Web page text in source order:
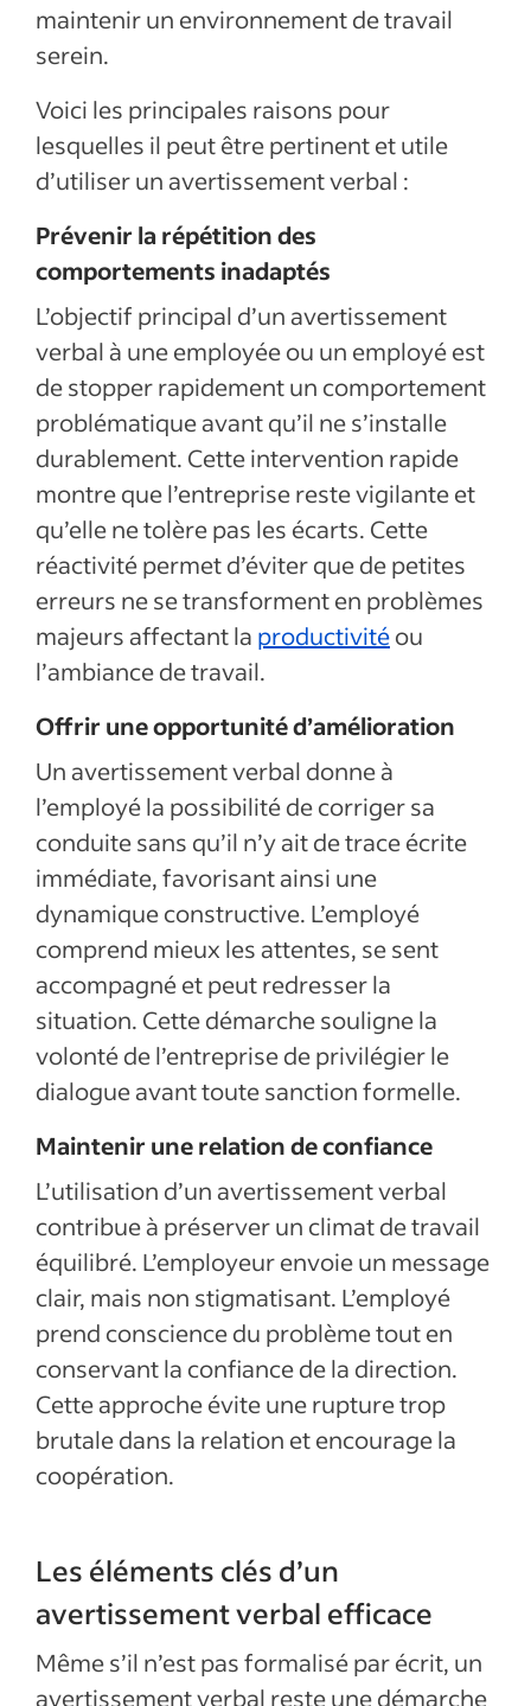
maintenir un environnement de travail
serein.
Voici les principales raisons pour
lesquelles il peut être pertinent et utile
d’utiliser un avertissement verbal :
Prévenir la répétition des
comportements inadaptés
L’objectif principal d’un avertissement
verbal à une employée ou un employé est
de stopper rapidement un comportement
problématique avant qu’il ne s’installe
durablement. Cette intervention rapide
montre que l’entreprise reste vigilante et
qu’elle ne tolère pas les écarts. Cette
réactivité permet d’éviter que de petites
erreurs ne se transforment en problèmes
majeurs affectant la productivitéou
l’ambiance de travail.
Offrir une opportunité d’amélioration
Un avertissement verbal donne à
l’employé la possibilité de corriger sa
conduite sans qu’il n’y ait de trace écrite
immédiate, favorisant ainsi une
dynamique constructive. L’employé
comprend mieux les attentes, se sent
accompagné et peut redresser la
situation. Cette démarche souligne la
volonté de l’entreprise de privilégier le
dialogue avant toute sanction formelle.
Maintenir une relation de confiance
L’utilisation d’un avertissement verbal
contribue à préserver un climat de travail
équilibré. L’employeur envoie un message
clair, mais non stigmatisant. L’employé
prend conscience du problème tout en
conservant la confiance de la direction.
Cette approche évite une rupture trop
brutale dans la relation et encourage la
coopération.
Les éléments clés d’un
avertissement verbal efficace
Même s’il n’est pas formalisé par écrit, un
avertissement verbal reste une démarche